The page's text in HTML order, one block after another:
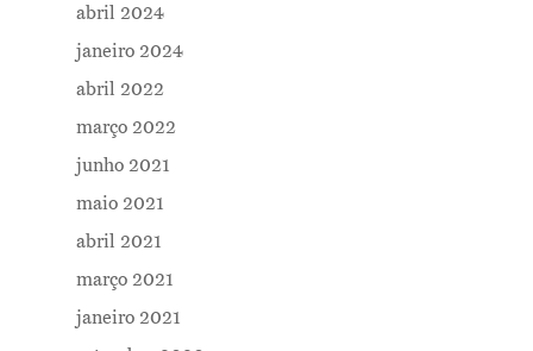
abril 2024
janeiro 2024
abril 2022
março 2022
junho 2021
maio 2021
abril 2021
março 2021
janeiro 2021